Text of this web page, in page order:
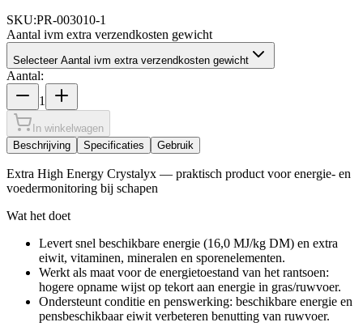
SKU:PR-003010-1
Aantal ivm extra verzendkosten gewicht
Selecteer Aantal ivm extra verzendkosten gewicht
Aantal:
1
In winkelwagen
Beschrijving
Specificaties Gebruik
Extra High Energy Crystalyx — praktisch product voor energie- en
voedermonitoring bij schapen
Wat het doet
Levert snel beschikbare energie (16,0 MJ/kg DM) en extra
eiwit, vitaminen, mineralen en sporenelementen.
Werkt als maat voor de energietoestand van het rantsoen:
hogere opname wijst op tekort aan energie in gras/ruwvoer.
Ondersteunt conditie en penswerking: beschikbare energie en
pensbeschikbaar eiwit verbeteren benutting van ruwvoer.